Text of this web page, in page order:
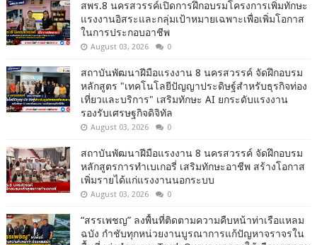
สพร.8 นครสวรรค์เปิดการฝึกอบรมโครงการเพิ่มทักษะ
แรงงานอิสระและกลุ่มเป้าหมายเฉพาะเพื่อเพิ่มโอกาส
ในการประกอบอาชีพ
August 03, 2026 0
สถาบันพัฒนาฝีมือแรงงาน 8 นครสวรรค์ จัดฝึกอบรม
หลักสูตร "เทคโนโลยีปัญญาประดิษฐ์สำหรับธุรกิจท่อง
เที่ยวและบริการ" เสริมทักษะ AI ยกระดับแรงงาน
รองรับเศรษฐกิจดิจิทัล
August 03, 2026 0
สถาบันพัฒนาฝีมือแรงงาน 8 นครสวรรค์ จัดฝึกอบรม
หลักสูตรการทำเบเกอรี่ เสริมทักษะอาชีพ สร้างโอกาส
เพิ่มรายได้แก่แรงงานนอกระบบ
August 03, 2026 0
“สรรเพชญ” ลงพื้นที่ติดตามความคืบหน้าท่าเรือแหลม
ฉบัง กำชับทุกหน่วยงานบูรณาการแก้ปัญหาจราจรใน